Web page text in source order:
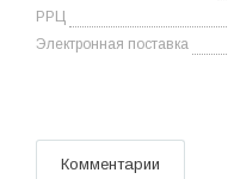
РРЦ
Электронная поставка
Комментарии